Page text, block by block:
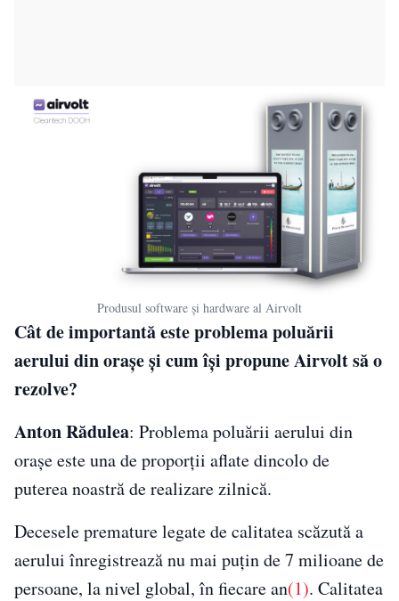
Produsul software și hardware al Airvolt
Cât de importantă este problema poluării
aerului din orașe și cum își propune Airvolt să o
rezolve?
Anton Rădulea: Problema poluării aerului din
orașe este una de proporții aflate dincolo de
puterea noastră de realizare zilnică.
Decesele premature legate de calitatea scăzută a
aerului înregistrează nu mai puțin de 7 milioane de
persoane, la nivel global, în fiecare an(1). Calitatea